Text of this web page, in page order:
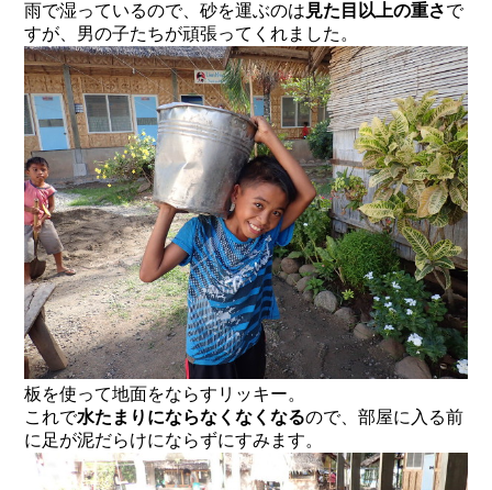
雨で湿っているので、砂を運ぶのは 見た目以上の重さで
すが、男の子たちが頑張ってくれました。
板を使って地面をならすリッキー。
これで水たまりにならなくなくなるので、部屋に入る前
に足が泥だらけにならずにすみます。